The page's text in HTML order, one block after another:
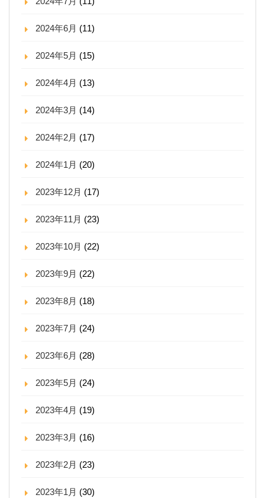
2024年6月 (11)
2024年5月 (15)
2024年4月 (13)
2024年3月 (14)
2024年2月 (17)
2024年1月 (20)
2023年12月 (17)
2023年11月 (23)
2023年10月 (22)
2023年9月 (22)
2023年8月 (18)
2023年7月 (24)
2023年6月 (28)
2023年5月 (24)
2023年4月 (19)
2023年3月 (16)
2023年2月 (23)
2023年1月 (30)